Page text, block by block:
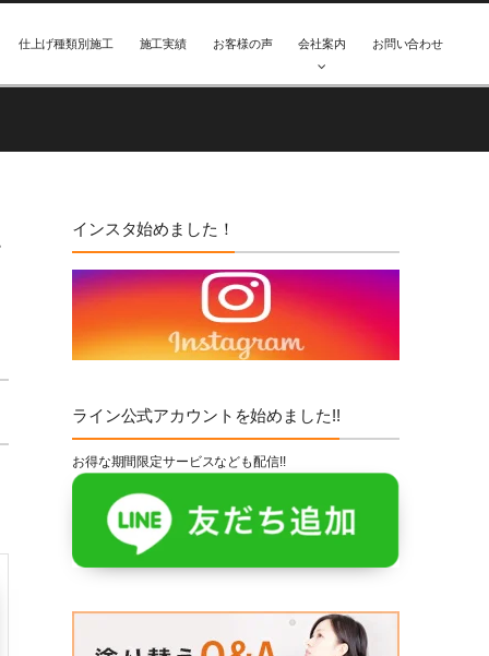
仕上げ種類別施工 施工実績 お客様の声 会社案内 お問い合わせ
インスタ始めました！
ライン公式アカウントを始めました!!
お得な期間限定サービスなども配信!!